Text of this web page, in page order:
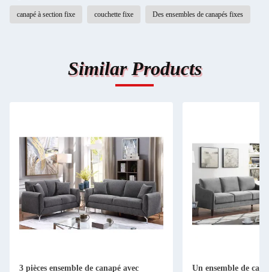
canapé à section fixe couchette fixe Des ensembles de canapés fixes
Similar Products
3 pièces ensemble de canapé avec
Un ensemble de